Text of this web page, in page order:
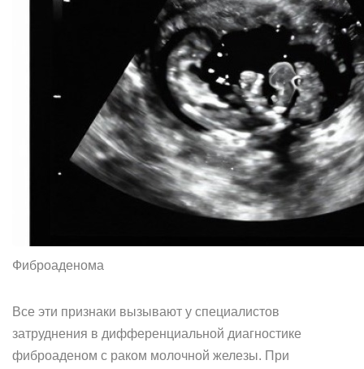
Фиброаденома
Все эти признаки вызывают у специалистов
затруднения в дифференциальной диагностике
фиброаденом с раком молочной железы. При